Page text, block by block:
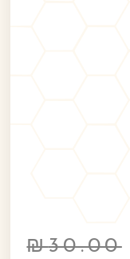
₪30.00